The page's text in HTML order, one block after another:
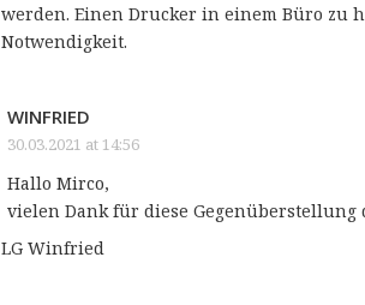
werden. Einen Drucker in einem Büro zu
Notwendigkeit.
WINFRIED
30.03.2021 at 14:56
Hallo Mirco,
vielen Dank für diese Gegenüberstellung
LG Winfried